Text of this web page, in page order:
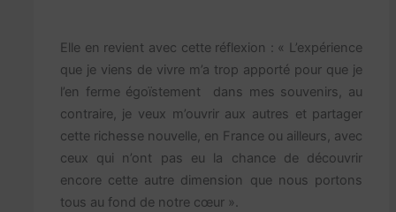
Elle en revient avec cette réflexion : « L’expérience
que je viens de vivre m’a trop apporté pour que je
l’en ferme égoïstement
dans mes souvenirs, au
contraire, je veux m’ouvrir aux autres et partager
cette richesse nouvelle, en France ou ailleurs, avec
ceux qui n’ont pas eu la chance de découvrir
encore cette autre dimension que nous portons
tous au fond de notre cœur ».